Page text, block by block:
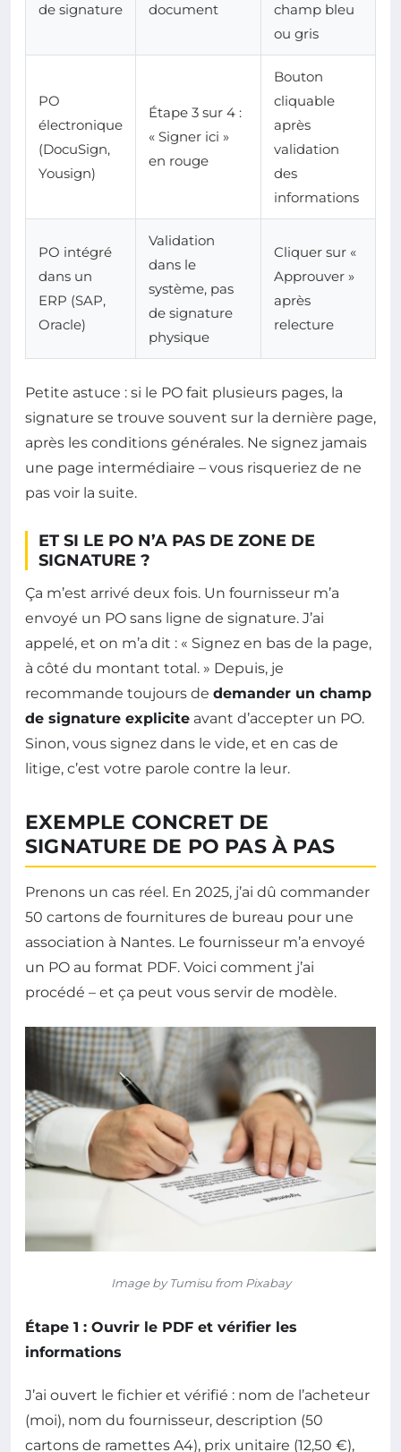
de signature
document
champ bleu
ou gris
PO
électronique
(DocuSign,
Yousign)
Étape 3 sur 4 :
« Signer ici »
en rouge
Bouton
cliquable
après
validation
des
informations
PO intégré
dans un
ERP (SAP,
Oracle)
Validation
dans le
système, pas
de signature
physique
Cliquer sur «
Approuver »
après
relecture
Petite astuce : si le PO fait plusieurs pages, la
signature se trouve souvent sur la dernière page,
après les conditions générales. Ne signez jamais
une page intermédiaire – vous risqueriez de ne
pas voir la suite.
ET SI LE PO N’A PAS DE ZONE DE
SIGNATURE ?
Ça m’est arrivé deux fois. Un fournisseur m’a
envoyé un PO sans ligne de signature. J’ai
appelé, et on m’a dit : « Signez en bas de la page,
à côté du montant total. » Depuis, je
recommande toujours de demander un champ
de signature explicite avant d’accepter un PO.
Sinon, vous signez dans le vide, et en cas de
litige, c’est votre parole contre la leur.
EXEMPLE CONCRET DE
SIGNATURE DE PO PAS À PAS
Prenons un cas réel. En 2025, j’ai dû commander
50 cartons de fournitures de bureau pour une
association à Nantes. Le fournisseur m’a envoyé
un PO au format PDF. Voici comment j’ai
procédé – et ça peut vous servir de modèle.
Image by Tumisu from Pixabay
Étape 1 : Ouvrir le PDF et vérifier les
informations
J’ai ouvert le fichier et vérifié : nom de l’acheteur
(moi), nom du fournisseur, description (50
cartons de ramettes A4), prix unitaire (12,50 €),